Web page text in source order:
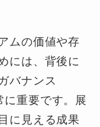
ムの価値や存
には、背後に
バナンス
に重要です。展
に見える成果